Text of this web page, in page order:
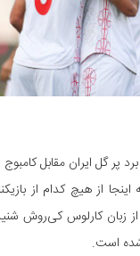
پر گل ایران مقابل
اینجا از هیچ کدام از
زبان کارلوس کی‌روش
شده است.